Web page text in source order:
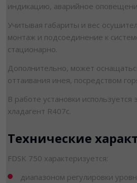
индикацию, аварийное
Учитывая габариты и вес
монтаж и подсоединение к
стационарно.
Дополнительно, может
оттаивания инея, посредством
В работе установки используется
хладагент R407с.
Технические
FDSK 750 характеризуется:
диапазоном регулировки